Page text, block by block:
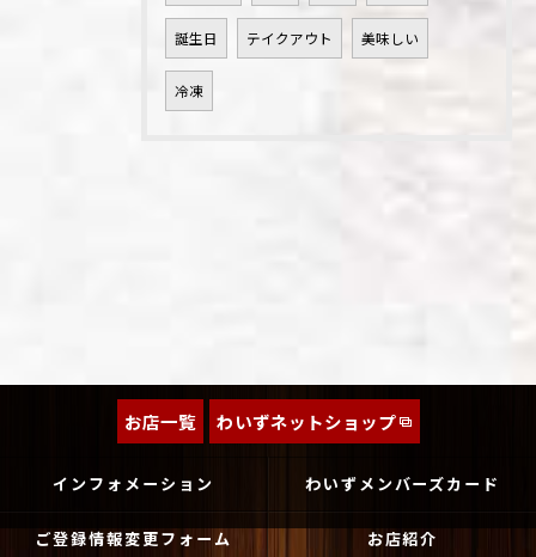
誕生日 テイクアウト 美味しい
冷凍
お店一覧 わいずネットショップ
インフォメーション わいずメンバーズカード
ご登録情報変更フォーム お店紹介